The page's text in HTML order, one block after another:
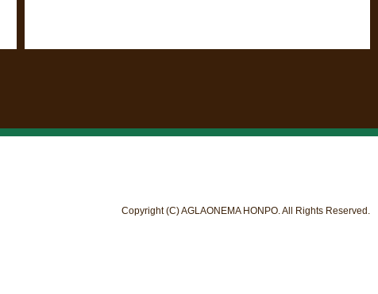
Copyright (C) AGLAONEMA HONPO. All Rights Reserved.